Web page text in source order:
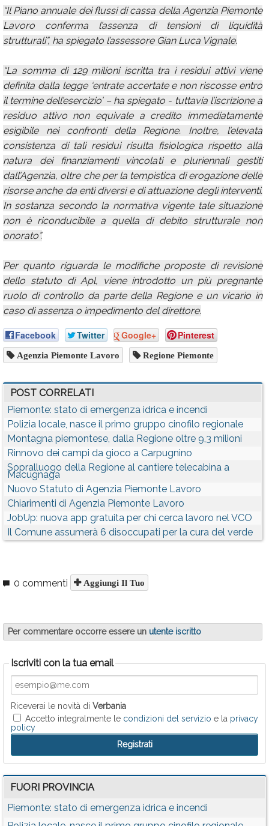
“Il Piano annuale dei flussi di cassa della Agenzia Piemonte
Lavoro conferma l’assenza di tensioni di liquidità
strutturali”, ha spiegato l’assessore Gian Luca Vignale.
“La somma di 129 milioni iscritta tra i residui attivi viene
definita dalla legge ‘entrate accertate e non riscosse entro
il termine dell’esercizio’ – ha spiegato - tuttavia l’iscrizione a
residuo attivo non equivale a credito immediatamente
esigibile nei confronti della Regione. Inoltre, l’elevata
consistenza di tali residui risulta fisiologica rispetto alla
natura dei finanziamenti vincolati e pluriennali gestiti
dall’Agenzia, oltre che per la tempistica di erogazione delle
risorse anche da enti diversi e di attuazione degli interventi.
In sostanza secondo la normativa vigente tale situazione
non è riconducibile a quella di debito strutturale non
onorato”.
Per quanto riguarda le modifiche proposte di revisione
dello statuto di Apl, viene introdotto un più pregnante
ruolo di controllo da parte della Regione e un vicario in
caso di assenza o impedimento del direttore.
Facebook Twitter Google+ Pinterest
Agenzia Piemonte Lavoro Regione Piemonte
POST CORRELATI
Piemonte: stato di emergenza idrica e incendi
Polizia locale, nasce il primo gruppo cinofilo regionale
Montagna piemontese, dalla Regione oltre 9,3 milioni
Rinnovo dei campi da gioco a Carpugnino
Sopralluogo della Regione al cantiere telecabina a
Macugnaga
Nuovo Statuto di Agenzia Piemonte Lavoro
Chiarimenti di Agenzia Piemonte Lavoro
JobUp: nuova app gratuita per chi cerca lavoro nel VCO
Il Comune assumerà 6 disoccupati per la cura del verde
0 commenti Aggiungi Il Tuo
Per commentare occorre essere un utente iscritto
Iscriviti con la tua email
Riceverai le novità di Verbania
Accetto integralmente le condizioni del servizio e la privacy
policy
FUORI PROVINCIA
Piemonte: stato di emergenza idrica e incendi